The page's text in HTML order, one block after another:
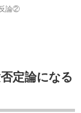
論②
定論になる